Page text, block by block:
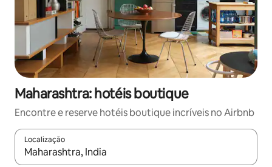
Maharashtra: hotéis boutique
Encontre e reserve hotéis boutique incríveis no Airbnb
Localização
Quando os resultados estiverem disponíveis, explore-os